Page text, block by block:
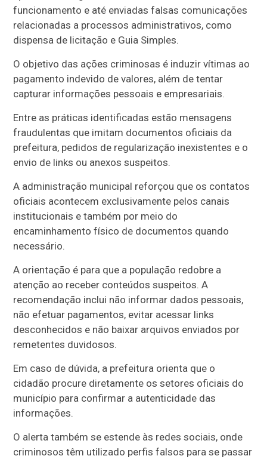
funcionamento e até enviadas falsas comunicações
relacionadas a processos administrativos, como
dispensa de licitação e Guia Simples.
O objetivo das ações criminosas é induzir vítimas ao
pagamento indevido de valores, além de tentar
capturar informações pessoais e empresariais.
Entre as práticas identificadas estão mensagens
fraudulentas que imitam documentos oficiais da
prefeitura, pedidos de regularização inexistentes e o
envio de links ou anexos suspeitos.
A administração municipal reforçou que os contatos
oficiais acontecem exclusivamente pelos canais
institucionais e também por meio do
encaminhamento físico de documentos quando
necessário.
A orientação é para que a população redobre a
atenção ao receber conteúdos suspeitos. A
recomendação inclui não informar dados pessoais,
não efetuar pagamentos, evitar acessar links
desconhecidos e não baixar arquivos enviados por
remetentes duvidosos.
Em caso de dúvida, a prefeitura orienta que o
cidadão procure diretamente os setores oficiais do
município para confirmar a autenticidade das
informações.
O alerta também se estende às redes sociais, onde
criminosos têm utilizado perfis falsos para se passar